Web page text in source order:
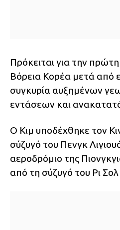
Πρόκειται για την
Βόρεια Κορέα μετά από
συγκυρία αυξημένων
εντάσεων και
Ο Κιμ υποδέχθηκε τον
σύζυγό του Πενγκ
αεροδρόμιο της
από τη σύζυγό του Ρι